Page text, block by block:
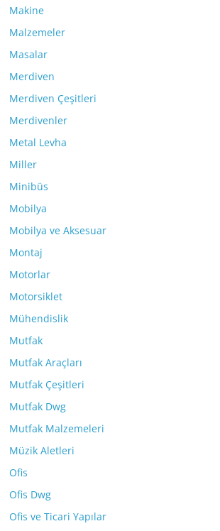
Makine
Malzemeler
Masalar
Merdiven
Merdiven Çeşitleri
Merdivenler
Metal Levha
Miller
Minibüs
Mobilya
Mobilya ve Aksesuar
Montaj
Motorlar
Motorsiklet
Mühendislik
Mutfak
Mutfak Araçları
Mutfak Çeşitleri
Mutfak Dwg
Mutfak Malzemeleri
Müzik Aletleri
Ofis
Ofis Dwg
Ofis ve Ticari Yapılar